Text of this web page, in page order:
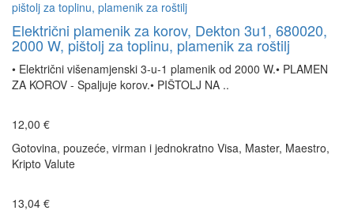
Električni plamenik za korov, Dekton 3u1, 680020,
2000 W, pištolj za toplinu, plamenik za roštilj
• Električni višenamjenski 3-u-1 plamenik od 2000 W.• PLAMEN
ZA KOROV - Spaljuje korov.• PIŠTOLJ NA ..
12,00 €
Gotovina, pouzeće, virman i jednokratno Visa, Master, Maestro,
Kripto Valute
13,04 €